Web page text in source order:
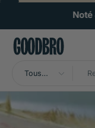
Noté
Tous